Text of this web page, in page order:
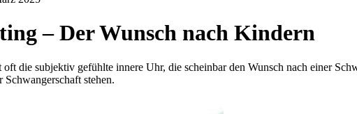
– Der Wunsch nach Kindern
die subjektiv gefühlte innere Uhr, die scheinbar den Wunsch nach einer
stehen.